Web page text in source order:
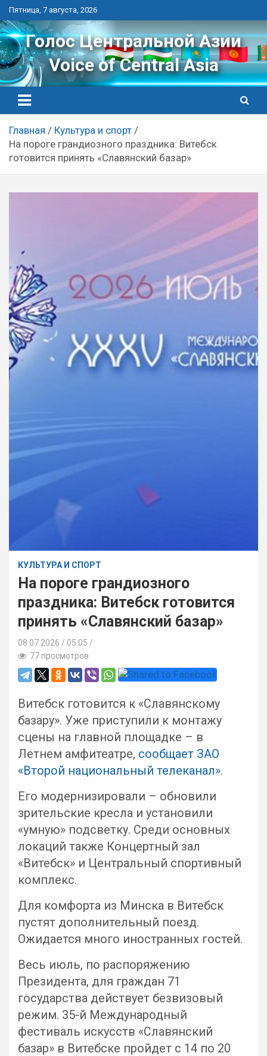
Перейти
к
контенту
Пятница, 7 августа, 2026
Голос Центральной Азии
Voice of Central Asia
Главная
Культура и спорт
На пороге грандиозного праздника: Витебск
готовится принять «Славянский базар»
КУЛЬТУРА И СПОРТ
На пороге грандиозного
праздника: Витебск готовится
принять «Славянский базар»
08.07.2026
05:05 /
77 просмотров
Витебск готовится к «Славянскому
базару». Уже приступили к монтажу
сцены на главной площадке – в
Летнем амфитеатре, сообщает ЗАО
«Второй национальный телеканал».
Его модернизировали – обновили
зрительские кресла и установили
«умную» подсветку. Среди основных
локаций также Концертный зал
«Витебск» и Центральный спортивный
комплекс.
Для комфорта из Минска в Витебск
пустят дополнительный поезд.
Ожидается много иностранных гостей.
Весь июль, по распоряжению
Президента, для граждан 71
государства действует безвизовый
режим. 35-й Международный
фестиваль искусств «Славянский
базар» в Витебске пройдет с 14 по 20